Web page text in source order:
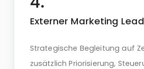
Externer Marketing Lead
Strategische Begleitung auf
zusätzlich Priorisierung,